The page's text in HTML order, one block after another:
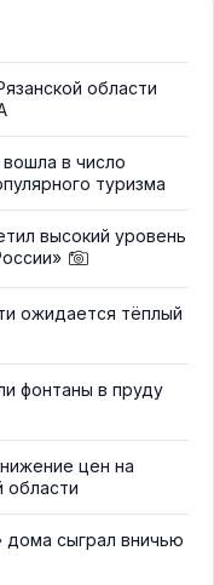
области
вошла в число
туризма
высокий уровень
ожидается тёплый
фонтаны в пруду
цен на
области
сыграл вничью